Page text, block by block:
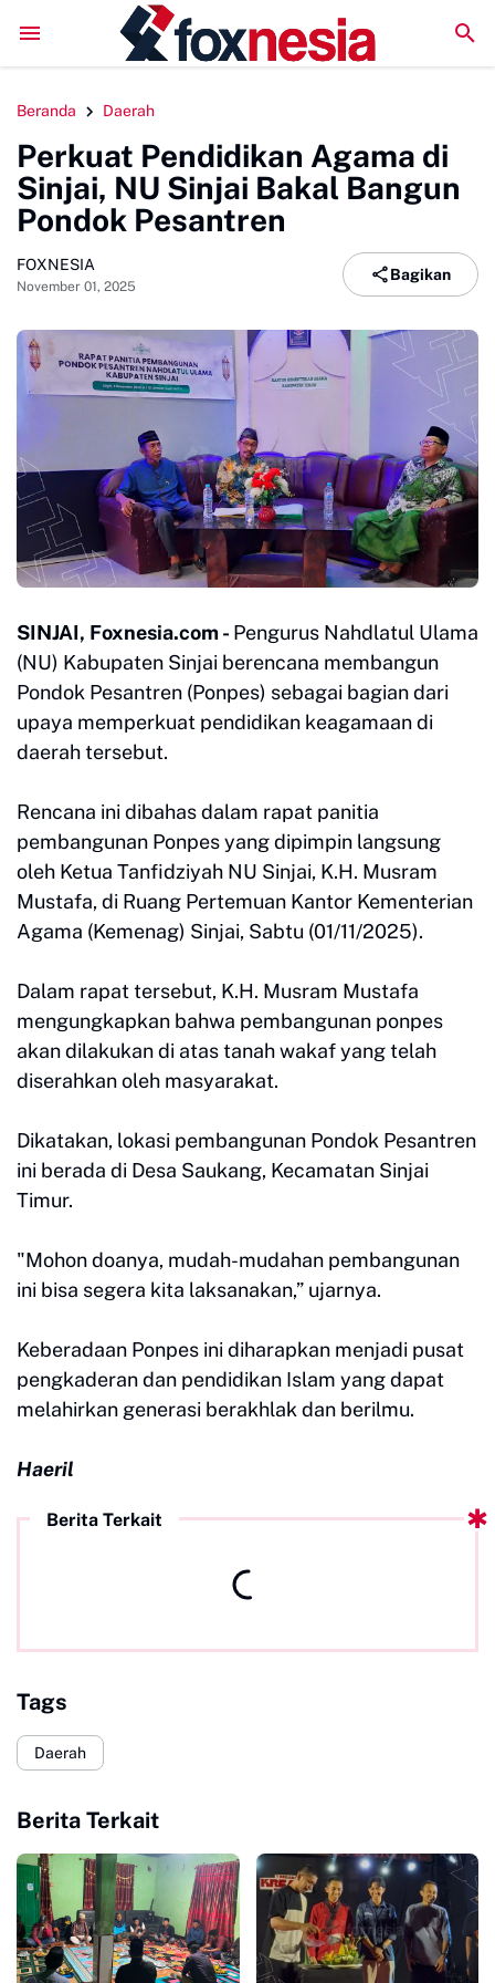
LPM Penalaran UNM Gelar Sidang Pleno, Evaluasi
Beranda Daerah
Perkuat Pendidikan Agama di
Sinjai, NU Sinjai Bakal Bangun
Pondok Pesantren
FOXNESIA
November 01, 2025
Bagikan
SINJAI, Foxnesia.com - Pengurus Nahdlatul Ulama
(NU) Kabupaten Sinjai berencana membangun
Pondok Pesantren (Ponpes) sebagai bagian dari
upaya memperkuat pendidikan keagamaan di
daerah tersebut.
Rencana ini dibahas dalam rapat panitia
pembangunan Ponpes yang dipimpin langsung
oleh Ketua Tanfidziyah NU Sinjai, K.H. Musram
Mustafa, di Ruang Pertemuan Kantor Kementerian
Agama (Kemenag) Sinjai, Sabtu (01/11/2025).
Dalam rapat tersebut, K.H. Musram Mustafa
mengungkapkan bahwa pembangunan ponpes
akan dilakukan di atas tanah wakaf yang telah
diserahkan oleh masyarakat.
Dikatakan, lokasi pembangunan Pondok Pesantren
ini berada di Desa Saukang, Kecamatan Sinjai
Timur.
"Mohon doanya, mudah-mudahan pembangunan
ini bisa segera kita laksanakan,” ujarnya.
Keberadaan Ponpes ini diharapkan menjadi pusat
pengkaderan dan pendidikan Islam yang dapat
melahirkan generasi berakhlak dan berilmu.
Haeril
Berita Terkait
Tags
Daerah
Berita Terkait